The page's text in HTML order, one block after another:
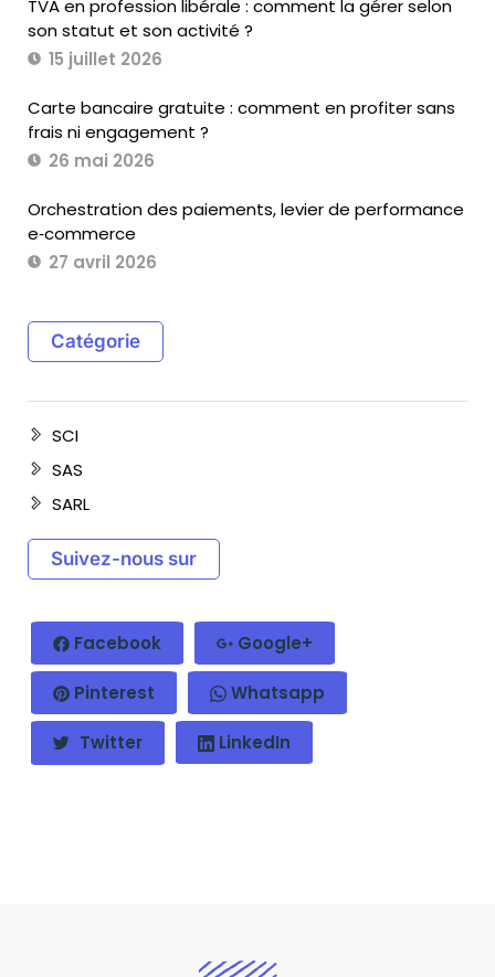
TVA en profession libérale : comment la gérer selon
son statut et son activité ?
15 juillet 2026
Carte bancaire gratuite : comment en profiter sans
frais ni engagement ?
26 mai 2026
Orchestration des paiements, levier de performance
e‑commerce
27 avril 2026
Catégorie
SCI
SAS
SARL
Suivez-nous sur
Facebook Google+
Pinterest Whatsapp
Twitter LinkedIn